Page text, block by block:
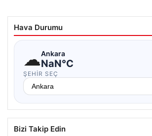
Hava Durumu
☁Ankara
NaN°C
ŞEHIR SEÇ
Bizi Takip Edin